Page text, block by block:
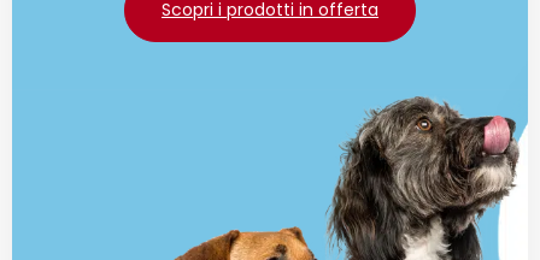
Scopri i prodotti in offerta